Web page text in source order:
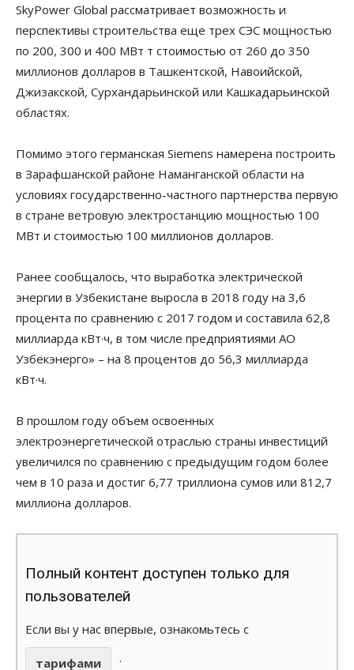
SkyPower Global рассматривает возможность и
перспективы строительства еще трех СЭС мощностью
по 200, 300 и 400 МВт т стоимостью от 260 до 350
миллионов долларов в Ташкентской, Навоийской,
Джизакской, Сурхандарьинской или Кашкадарьинской
областях.
Помимо этого германская Siemens намерена построить
в Зарафшанской районе Наманганской области на
условиях государственно-частного партнерства первую
в стране ветровую электростанцию мощностью 100
МВт и стоимостью 100 миллионов долларов.
Ранее сообщалось, что выработка электрической
энергии в Узбекистане выросла в 2018 году на 3,6
процента по сравнению с 2017 годом и составила 62,8
миллиарда кВт·ч, в том числе предприятиями АО
Узбекэнерго» – на 8 процентов до 56,3 миллиарда
кВт·ч.
В прошлом году объем освоенных
электроэнергетической отраслью страны инвестиций
увеличился по сравнению с предыдущим годом более
чем в 10 раза и достиг 6,77 триллиона сумов или 812,7
миллиона долларов.
Полный контент доступен только для
пользователей
Если вы у нас впервые, ознакомьтесь с
тарифами .